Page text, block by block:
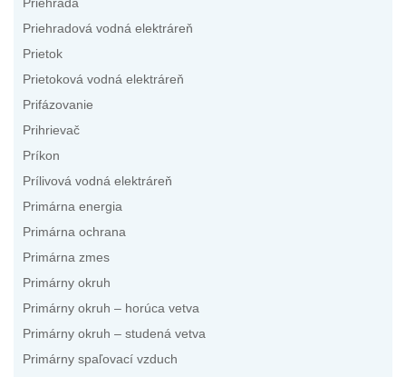
Priehrada
Priehradová vodná elektráreň
Prietok
Prietoková vodná elektráreň
Prifázovanie
Prihrievač
Príkon
Prílivová vodná elektráreň
Primárna energia
Primárna ochrana
Primárna zmes
Primárny okruh
Primárny okruh – horúca vetva
Primárny okruh – studená vetva
Primárny spaľovací vzduch